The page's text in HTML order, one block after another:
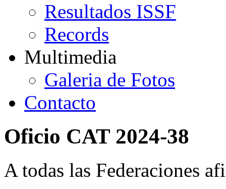
Resultados ISSF
Records
Multimedia
Galeria de Fotos
Contacto
Oficio CAT 2024-38
A todas las Federaciones